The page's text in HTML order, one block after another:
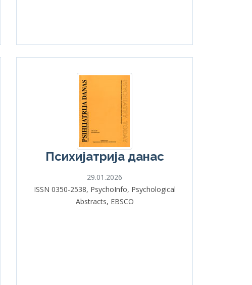
Психијатрија данас
29.01.2026
ISSN 0350-2538, PsychoInfo, Psychological
Abstracts, EBSCO